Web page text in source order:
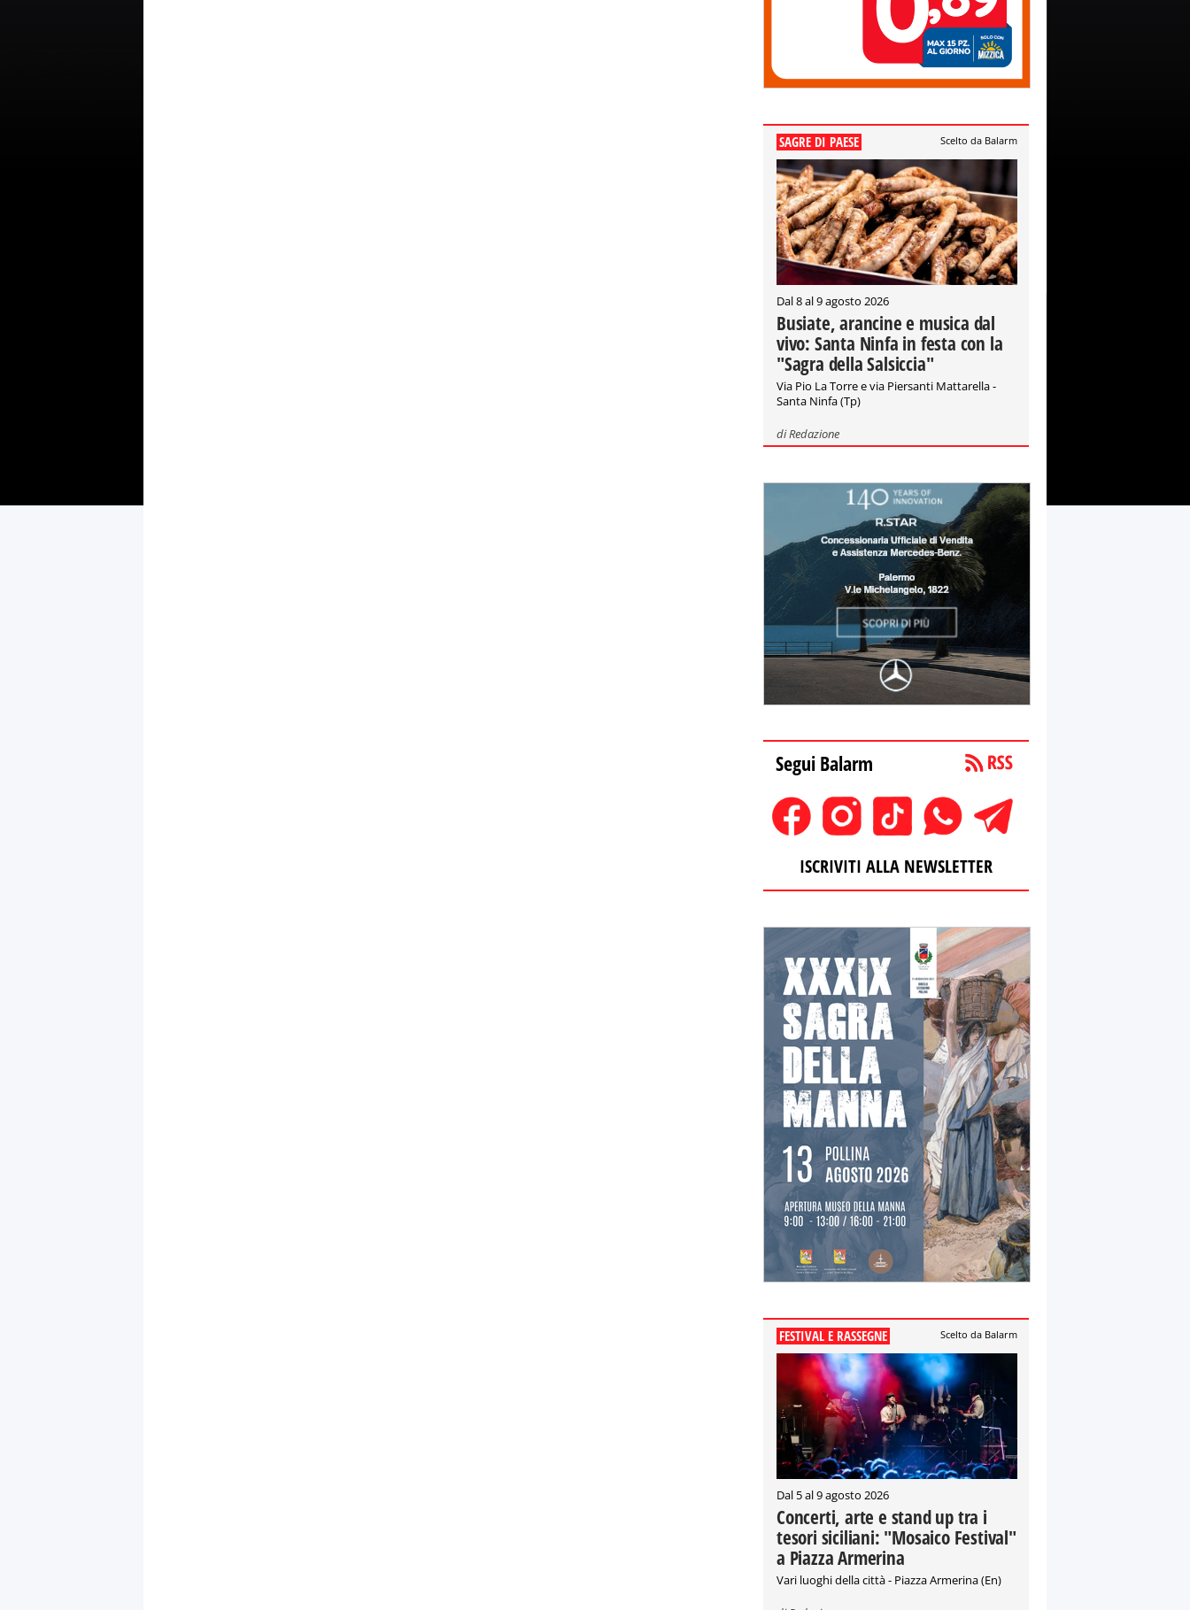
SAGRE DI PAESE Scelto da Balarm
Dal 8 al 9 agosto 2026
Busiate, arancine e musica dal
vivo: Santa Ninfa in festa con la
"Sagra della Salsiccia"
Via Pio La Torre e via Piersanti Mattarella -
Santa Ninfa (Tp)
diRedazione
Segui Balarm
ISCRIVITI ALLA NEWSLETTER
FESTIVAL E RASSEGNE Scelto da Balarm
Dal 5 al 9 agosto 2026
Concerti, arte e stand up tra i
tesori siciliani: "Mosaico Festival"
a Piazza Armerina
Vari luoghi della città - Piazza Armerina (En)